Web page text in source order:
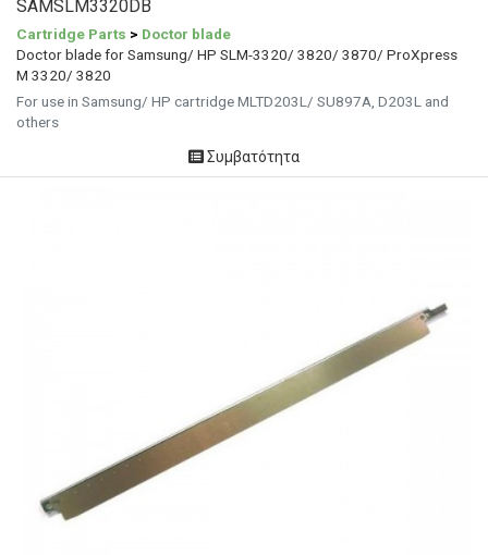
SAMSLM3320DB
Cartridge Parts > Doctor blade
Doctor blade for Samsung/ HP SLM-3320/ 3820/ 3870/ ProXpress
M 3320/ 3820
For use in Samsung/ HP cartridge MLTD203L/ SU897A, D203L and
others
Συμβατότητα